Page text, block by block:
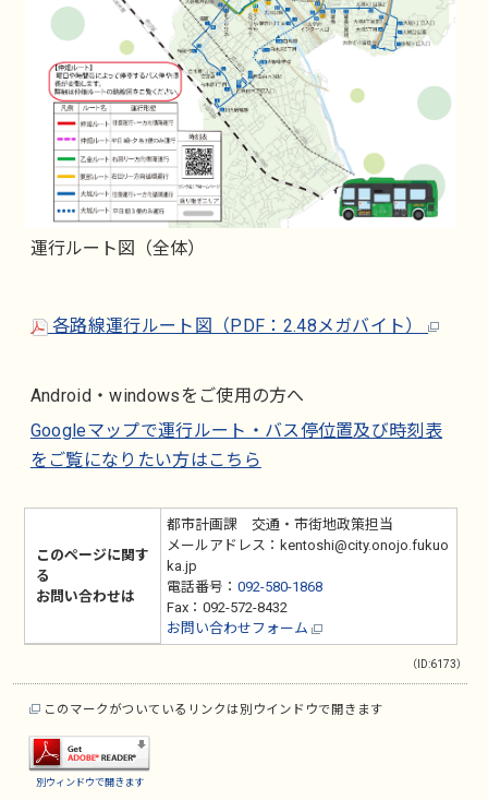
運行ルート図（全体）
各路線運行ルート図（PDF：2.48メガバイト）
Android・windowsをご使用の方へ
Googleマップで運行ルート・バス停位置及び時刻表
をご覧になりたい方はこちら
このページに関す
る
お問い合わせは
都市計画課 交通・市街地政策担当
メールアドレス：kentoshi@city.onojo.fukuo
ka.jp
電話番号： 092-580-1868
Fax：092-572-8432
お問い合わせフォーム
（ID:6173）
このマークがついているリンクは別ウインドウで開きます
別ウィンドウで開きます